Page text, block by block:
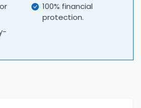
100% financial
protection.